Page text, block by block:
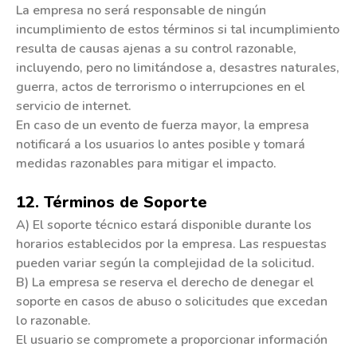
La empresa no será responsable de ningún
incumplimiento de estos términos si tal incumplimiento
resulta de causas ajenas a su control razonable,
incluyendo, pero no limitándose a, desastres naturales,
guerra, actos de terrorismo o interrupciones en el
servicio de internet.
En caso de un evento de fuerza mayor, la empresa
notificará a los usuarios lo antes posible y tomará
medidas razonables para mitigar el impacto.
12. Términos de Soporte
A) El soporte técnico estará disponible durante los
horarios establecidos por la empresa. Las respuestas
pueden variar según la complejidad de la solicitud.
B) La empresa se reserva el derecho de denegar el
soporte en casos de abuso o solicitudes que excedan
lo razonable.
El usuario se compromete a proporcionar información